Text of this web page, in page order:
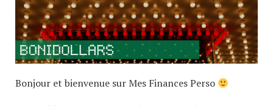
Bonjour et bienvenue sur Mes Finances Perso